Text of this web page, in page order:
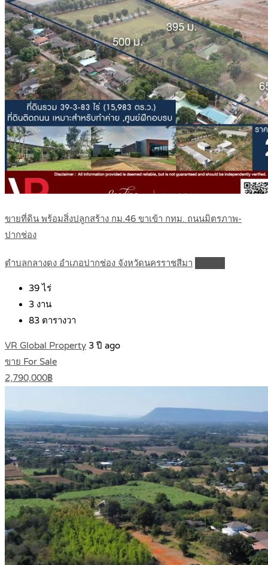
ขายที่ดิน พร้อมสิ่งปลูกสร้าง กม.46 ขาเข้า กทม. ถนนมิตรภาพ-
ปากช่อง
ตำบลกลางดง อำเภอปากช่อง จังหวัดนครราชสีมา
39ไร่
3 งาน
83 ตารางวา
VR Global Property 3 ปี ago
ขาย For Sale
2,790,000฿